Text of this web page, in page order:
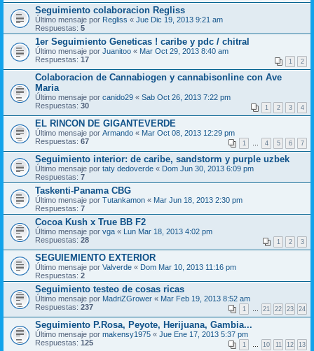
Seguimiento colaboracion Regliss
Último mensaje por Regliss « Jue Dic 19, 2013 9:21 am
Respuestas: 5
1er Seguimiento Geneticas ! caribe y pdc / chitral
Último mensaje por Juanitoo « Mar Oct 29, 2013 8:40 am
Respuestas: 17 1 2
Colaboracion de Cannabiogen y cannabisonline con Ave
Maria
Último mensaje por canido29 « Sab Oct 26, 2013 7:22 pm
Respuestas: 30 1 2 3 4
EL RINCON DE GIGANTEVERDE
Último mensaje por Armando « Mar Oct 08, 2013 12:29 pm
Respuestas: 67 1 4 5 6 7
Seguimiento interior: de caribe, sandstorm y purple uzbek
Último mensaje por taty dedoverde « Dom Jun 30, 2013 6:09 pm
Respuestas: 7
Taskenti-Panama CBG
Último mensaje por Tutankamon « Mar Jun 18, 2013 2:30 pm
Respuestas: 7
Cocoa Kush x True BB F2
Último mensaje por vga « Lun Mar 18, 2013 4:02 pm
Respuestas: 28 1 2 3
SEGUIEMIENTO EXTERIOR
Último mensaje por Valverde « Dom Mar 10, 2013 11:16 pm
Respuestas: 2
Seguimiento testeo de cosas ricas
Último mensaje por MadriZGrower « Mar Feb 19, 2013 8:52 am
Respuestas: 237 1 21 22 23 24
Seguimiento P.Rosa, Peyote, Herijuana, Gambia...
Último mensaje por makensy1975 « Jue Ene 17, 2013 5:37 pm
Respuestas: 125 1 10 11 12 13